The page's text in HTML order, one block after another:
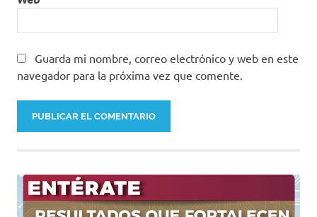
Guarda mi nombre, correo electrónico y web en este
navegador para la próxima vez que comente.